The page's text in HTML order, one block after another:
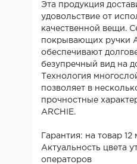
Эта продукция
удовольствие от
качественной вещи.
покрывающих ручки
обеспечивают
безупречный вид на
Технология
позволяет в
прочностные
ARCHIE.
Гарантия: на товар 12
Актуальность цвета
операторов